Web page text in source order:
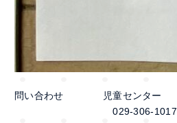
問い合わせ 児童センター
029-306-1017